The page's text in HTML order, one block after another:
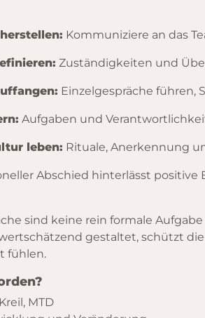
Kommuniziere an das
Zuständigkeiten und
Einzelgespräche führen,
Aufgaben und
leben: Rituale, Anerkennung
Abschied hinterlässt
sind keine rein formale
gestaltet, schützt
fühlen.
MTD